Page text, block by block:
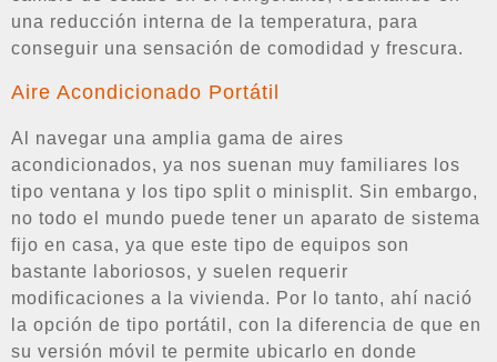
una reducción interna de la temperatura, para
conseguir una sensación de comodidad y frescura.
Aire Acondicionado Portátil
Al navegar una amplia gama de aires
acondicionados, ya nos suenan muy familiares los
tipo ventana y los tipo split o minisplit. Sin embargo,
no todo el mundo puede tener un aparato de sistema
fijo en casa, ya que este tipo de equipos son
bastante laboriosos, y suelen requerir
modificaciones a la vivienda. Por lo tanto, ahí nació
la opción de tipo portátil, con la diferencia de que en
su versión móvil te permite ubicarlo en donde